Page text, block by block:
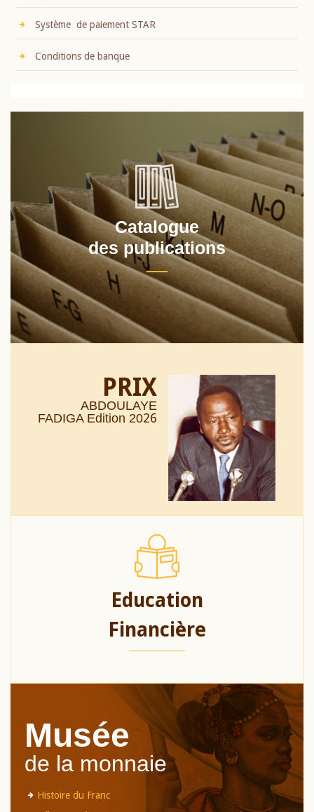
Système de paiement STAR
Conditions de banque
Catalogue
des publications
PRIX
ABDOULAYE
FADIGA Edition 2026
Education
Financière
Musée
de la monnaie
Histoire du Franc